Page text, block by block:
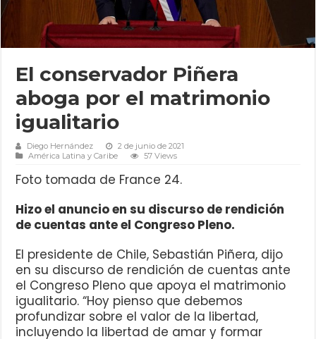
El conservador Piñera
aboga por el matrimonio
igualitario
Diego Hernández
2 de junio de 2021
América Latina y Caribe
57 Views
Foto tomada de France 24.
Hizo el anuncio en su discurso de rendición
de cuentas ante el Congreso Pleno.
El presidente de Chile, Sebastián Piñera, dijo
en su discurso de rendición de cuentas ante
el Congreso Pleno que apoya el matrimonio
igualitario. “Hoy pienso que debemos
profundizar sobre el valor de la libertad,
incluyendo la libertad de amar y formar